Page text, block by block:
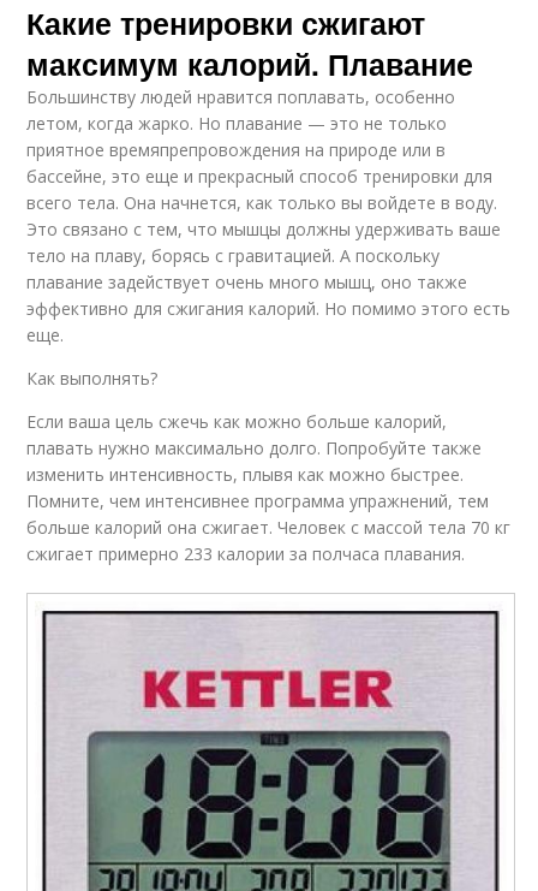
Какие тренировки сжигают
максимум калорий. Плавание
Большинству людей нравится поплавать, особенно
летом, когда жарко. Но плавание — это не только
приятное времяпрепровождения на природе или в
бассейне, это еще и прекрасный способ тренировки для
всего тела. Она начнется, как только вы войдете в воду.
Это связано с тем, что мышцы должны удерживать ваше
тело на плаву, борясь с гравитацией. А поскольку
плавание задействует очень много мышц, оно также
эффективно для сжигания калорий. Но помимо этого есть
еще.
Как выполнять?
Если ваша цель сжечь как можно больше калорий,
плавать нужно максимально долго. Попробуйте также
изменить интенсивность, плывя как можно быстрее.
Помните, чем интенсивнее программа упражнений, тем
больше калорий она сжигает. Человек с массой тела 70 кг
сжигает примерно 233 калории за полчаса плавания.